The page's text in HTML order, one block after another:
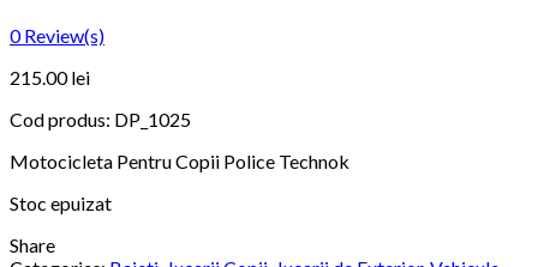
0Review(s)
215.00lei
Cod produs: DP_1025
Motocicleta Pentru Copii Police Technok
Stoc epuizat
Share